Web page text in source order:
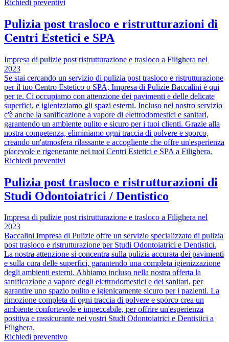
Richiedi preventivi
Pulizia post trasloco e ristrutturazioni di
Centri Estetici e SPA
Impresa di pulizie post ristrutturazione e trasloco a Filighera nel
2023
Se stai cercando un servizio di pulizia post trasloco e ristrutturazione
per il tuo Centro Estetico o SPA, Impresa di Pulizie Baccalini è qui
per te. Ci occupiamo con attenzione dei pavimenti e delle delicate
superfici, e igienizziamo gli spazi esterni. Incluso nel nostro servizio
c'è anche la sanificazione a vapore di elettrodomestici e sanitari,
garantendo un ambiente pulito e sicuro per i tuoi clienti. Grazie alla
nostra competenza, eliminiamo ogni traccia di polvere e sporco,
creando un'atmosfera rilassante e accogliente che offre un'esperienza
piacevole e rigenerante nei tuoi Centri Estetici e SPA a Filighera.
Richiedi preventivi
Pulizia post trasloco e ristrutturazioni di
Studi Odontoiatrici / Dentistico
Impresa di pulizie post ristrutturazione e trasloco a Filighera nel
2023
Baccalini Impresa di Pulizie offre un servizio specializzato di pulizia
post trasloco e ristrutturazione per Studi Odontoiatrici e Dentistici.
La nostra attenzione si concentra sulla pulizia accurata dei pavimenti
e sulla cura delle superfici, garantendo una completa igienizzazione
degli ambienti esterni. Abbiamo incluso nella nostra offerta la
sanificazione a vapore degli elettrodomestici e dei sanitari, per
garantire uno spazio pulito e igienicamente sicuro per i pazienti. La
rimozione completa di ogni traccia di polvere e sporco crea un
ambiente confortevole e impeccabile, per offrire un'esperienza
positiva e rassicurante nei vostri Studi Odontoiatrici e Dentistici a
Filighera.
Richiedi preventivo